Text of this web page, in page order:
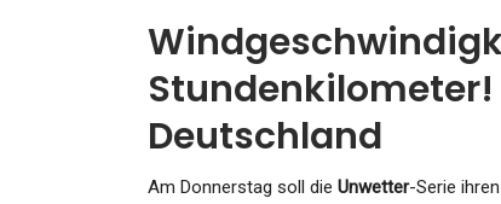
Deutschland
Am Donnerstag soll die Unwetter-Serie
GESUNDHEIT
Leipzig News:
Hitlergruß Und Drogen:
Müller…
Admin May 23, 2024